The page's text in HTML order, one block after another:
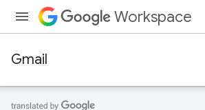
Workspace
Gmail